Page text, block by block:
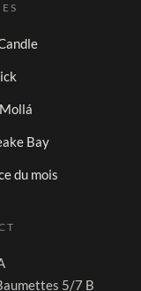
Bay
du mois
5/7 B